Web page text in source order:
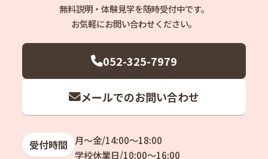
無料説明・体験見学を随時受付中です。
お気軽にお問い合わせください。
052-325-7979
メールでのお問い合わせ
受付時間
月〜金/14:00〜18:00
学校休業日/10:00〜16:00